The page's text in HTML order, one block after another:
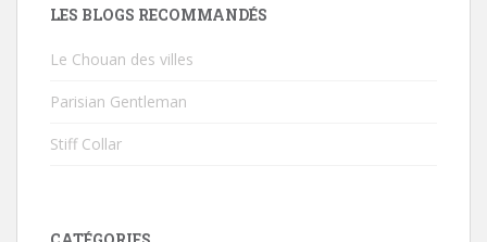
LES BLOGS RECOMMANDÉS
Le Chouan des villes
Parisian Gentleman
Stiff Collar